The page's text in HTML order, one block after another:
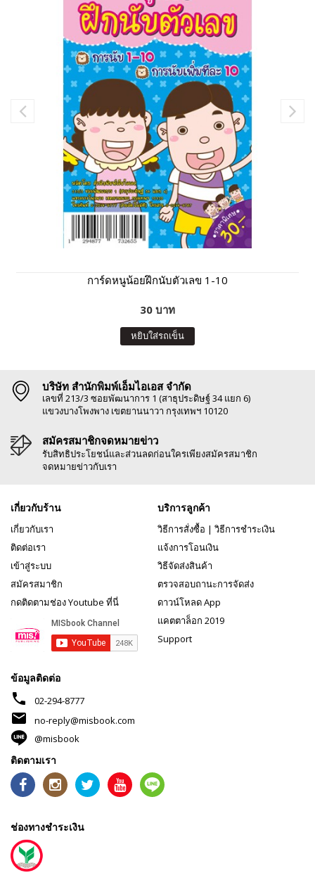
การ์ดหนูน้อยฝึกนับตัวเลข 1-10
30 บาท
หยิบใส่รถเข็น
บริษัท สำนักพิมพ์เอ็มไอเอส จำกัด
เลขที่ 213/3 ซอยพัฒนาการ 1 (สาธุประดิษฐ์ 34 แยก 6)
แขวงบางโพงพาง เขตยานนาวา กรุงเทพฯ 10120
สมัครสมาชิกจดหมายข่าว
รับสิทธิประโยชน์และส่วนลดก่อนใครเพียงสมัครสมาชิก
จดหมายข่าวกับเรา
เกี่ยวกับร้าน
เกี่ยวกับเรา
ติดต่อเรา
เข้าสู่ระบบ
สมัครสมาชิก
กดติดตามช่อง Youtube ที่นี่
บริการลูกค้า
วิธีการสั่งซื้อ | วิธีการชำระเงิน
แจ้งการโอนเงิน
วิธีจัดส่งสินค้า
ตรวจสอบถานะการจัดส่ง
ดาวน์โหลด App
แคตตาล็อก 2019
Support
ข้อมูลติดต่อ
phone 02-294-8777
mail
no-reply@misbook.com
@misbook
ติดตามเรา
ช่องทางชำระเงิน